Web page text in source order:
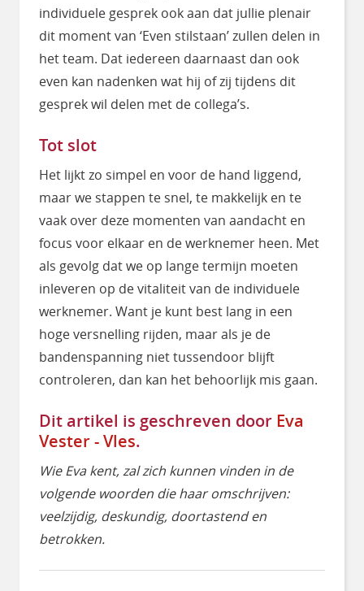
individuele gesprek ook aan dat jullie plenair
dit moment van ‘Even stilstaan’ zullen delen in
het team. Dat iedereen daarnaast dan ook
even kan nadenken wat hij of zij tijdens dit
gesprek wil delen met de collega’s.
Tot slot
Het lijkt zo simpel en voor de hand liggend,
maar we stappen te snel, te makkelijk en te
vaak over deze momenten van aandacht en
focus voor elkaar en de werknemer heen. Met
als gevolg dat we op lange termijn moeten
inleveren op de vitaliteit van de individuele
werknemer. Want je kunt best lang in een
hoge versnelling rijden, maar als je de
bandenspanning niet tussendoor blijft
controleren, dan kan het behoorlijk mis gaan.
Dit artikel is geschreven door Eva
Vester - Vles.
Wie Eva kent, zal zich kunnen vinden in de
volgende woorden die haar omschrijven:
veelzijdig, deskundig, doortastend en
betrokken.